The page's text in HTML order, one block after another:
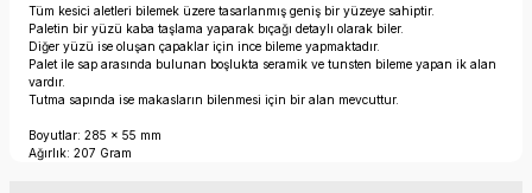
Tüm kesici aletleri bilemek üzere tasarlanmış geniş bir yüzeye sahiptir.
Paletin bir yüzü kaba taşlama yaparak bıçağı detaylı olarak biler.
Diğer yüzü ise oluşan çapaklar için ince bileme yapmaktadır.
Palet ile sap arasında bulunan boşlukta seramik ve tunsten bileme yapan ik alan
vardır.
Tutma sapında ise makasların bilenmesi için bir alan mevcuttur.
Boyutlar: 285 x 55 mm
Ağırlık: 207 Gram